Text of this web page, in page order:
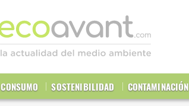
CONSUMO SOSTENIBILIDAD CONTAMINACIÓN